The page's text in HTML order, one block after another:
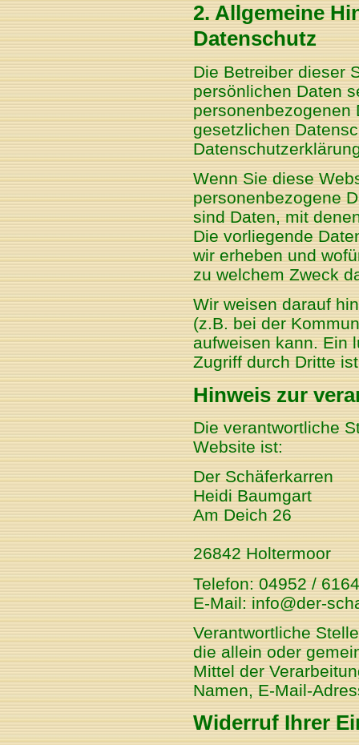
2. Allgemeine
Datenschutz
Die Betreiber dieser
persönlichen Daten
personenbezogenen
gesetzlichen
Wenn Sie diese
personenbezogene
sind Daten, mit
Die vorliegende
wir erheben und
zu welchem Zweck
Wir weisen darauf
(z.B. bei der
aufweisen kann. Ein
Zugriff durch Dritte
Hinweis zur
Die verantwortliche
Website ist:
Der Schäferkarren
Heidi Baumgart
Am Deich 26
26842 Holtermoor
Telefon: 04952 /
E-Mail: info@der-
Verantwortliche
die allein oder
Mittel der
Namen, E-Mail-
Widerruf Ihrer